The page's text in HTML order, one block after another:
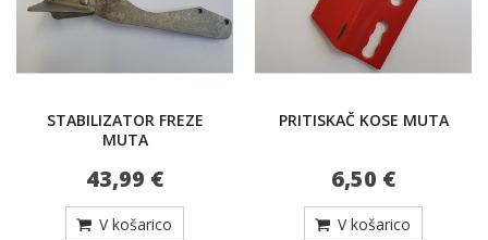
STABILIZATOR FREZE
MUTA
43,99 €
V košarico
PRITISKAČ KOSE MUTA
6,50 €
V košarico